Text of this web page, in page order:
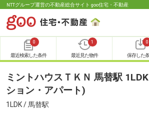
NTTグループ運営の不動産総合サイト goo住宅・不動産
0
最近検索した条件
1
最近見た物件
0
保存した
ミントハウスＴＫＮ 馬替駅
ション・アパート)
1LDK / 馬替駅